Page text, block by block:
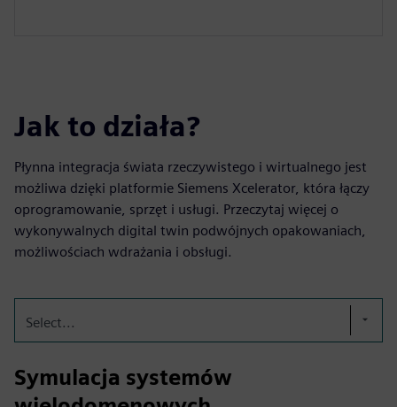
Jak to działa?
Płynna integracja świata rzeczywistego i wirtualnego jest
możliwa dzięki platformie Siemens Xcelerator, która łączy
oprogramowanie, sprzęt i usługi. Przeczytaj więcej o
wykonywalnych digital twin podwójnych opakowaniach,
możliwościach wdrażania i obsługi.
Select...
Symulacja systemów